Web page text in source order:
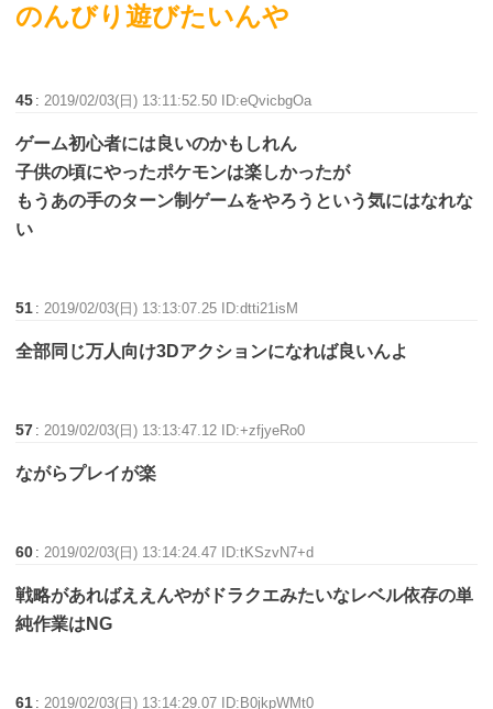
のんびり遊びたいんや
45 :2019/02/03(日) 13:11:52.50 ID:eQvicbgOa
ゲーム初心者には良いのかもしれん
子供の頃にやったポケモンは楽しかったが
もうあの手のターン制ゲームをやろうという気にはなれな
い
51 :2019/02/03(日) 13:13:07.25 ID:dtti21isM
全部同じ万人向け3Dアクションになれば良いんよ
57 :2019/02/03(日) 13:13:47.12 ID:+zfjyeRo0
ながらプレイが楽
60 :2019/02/03(日) 13:14:24.47 ID:tKSzvN7+d
戦略があればええんやがドラクエみたいなレベル依存の単
純作業はNG
61 :2019/02/03(日) 13:14:29.07 ID:B0jkpWMt0